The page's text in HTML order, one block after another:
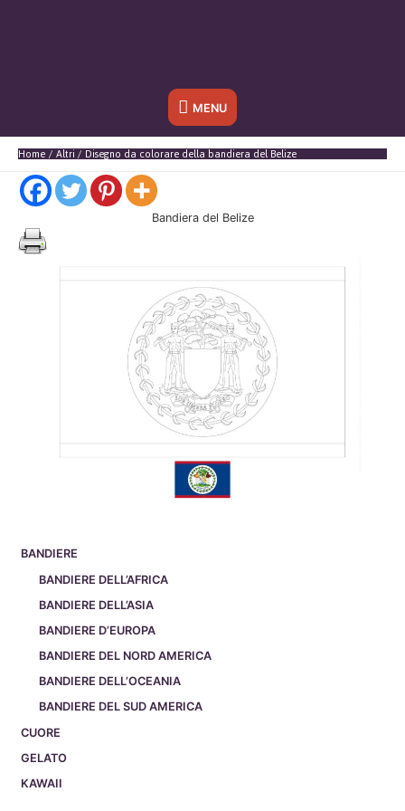
Sotto
l'header
MENU
Home Altri Disegno da colorare della bandiera del Belize
BANDIERE
BANDIERE DELL’AFRICA
BANDIERE DELL’ASIA
BANDIERE D’EUROPA
BANDIERE DEL NORD AMERICA
BANDIERE DELL’OCEANIA
BANDIERE DEL SUD AMERICA
CUORE
GELATO
KAWAII
Bandiera del Belize